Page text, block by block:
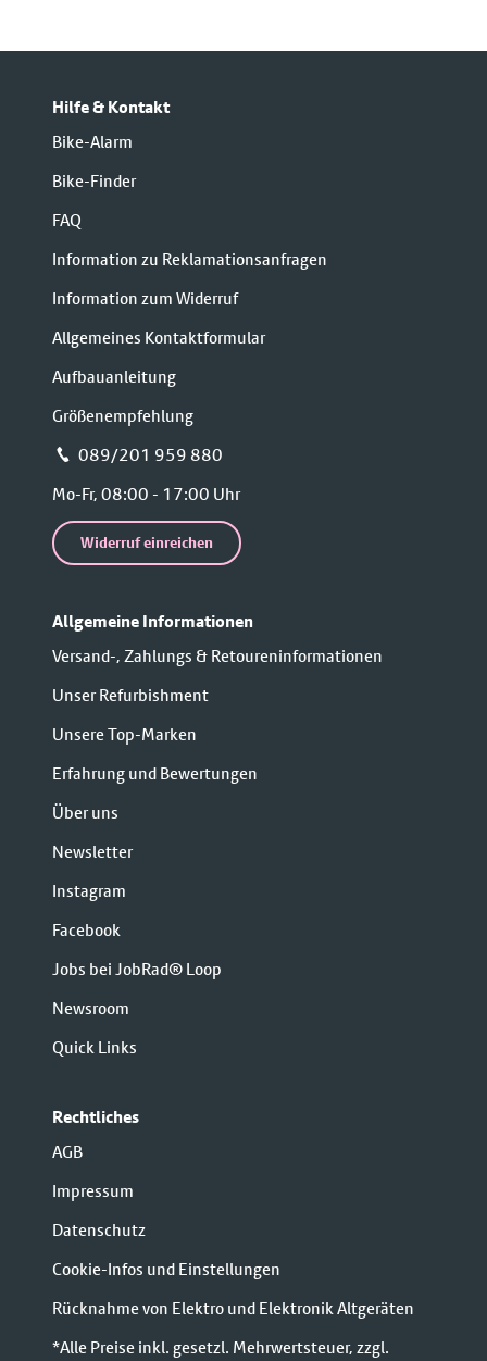
Hilfe & Kontakt
Bike-Alarm
Bike-Finder
FAQ
Information zu Reklamationsanfragen
Information zum Widerruf
Allgemeines Kontaktformular
Aufbauanleitung
Größenempfehlung
📞 089/201 959 880
Mo-Fr, 08:00 - 17:00 Uhr
Widerruf einreichen
Allgemeine Informationen
Versand-, Zahlungs & Retoureninformationen
Unser Refurbishment
Unsere Top-Marken
Erfahrung und Bewertungen
Über uns
Newsletter
Instagram
Facebook
Jobs bei JobRad® Loop
Newsroom
Quick Links
Rechtliches
AGB
Impressum
Datenschutz
Cookie-Infos und Einstellungen
Rücknahme von Elektro und Elektronik Altgeräten
*Alle Preise inkl. gesetzl. Mehrwertsteuer, zzgl.